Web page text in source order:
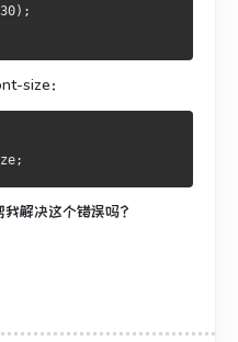
size：
解决这个错误吗？